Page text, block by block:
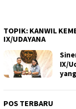
TOPIK: KANWIL
IX/UDAYANA
IX/
POS TERBARU